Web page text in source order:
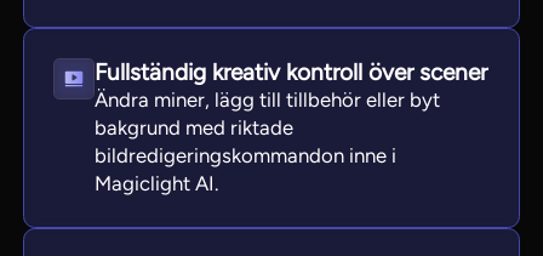
Fullständig kreativ kontroll över scener
Ändra miner, lägg till tillbehör eller byt
bakgrund med riktade
bildredigeringskommandon inne i
Magiclight AI.